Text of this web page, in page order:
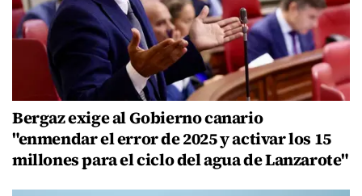
Bergaz exige al Gobierno canario
"enmendar el error de 2025 y activar los 15
millones para el ciclo del agua de Lanzarote"